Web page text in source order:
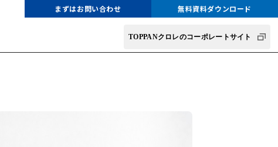
まずはお問い合わせ 無料資料ダウンロード
TOPPANクロレのコーポレートサイト